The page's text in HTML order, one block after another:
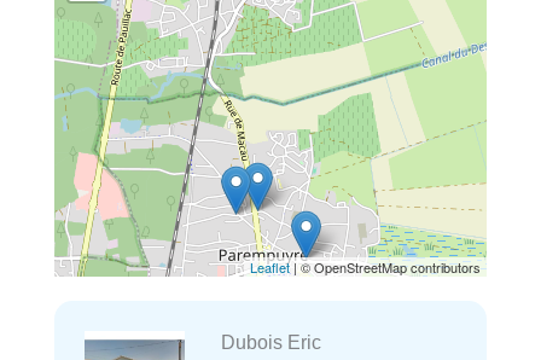
Leaflet| © OpenStreetMap contributors
Dubois Eric